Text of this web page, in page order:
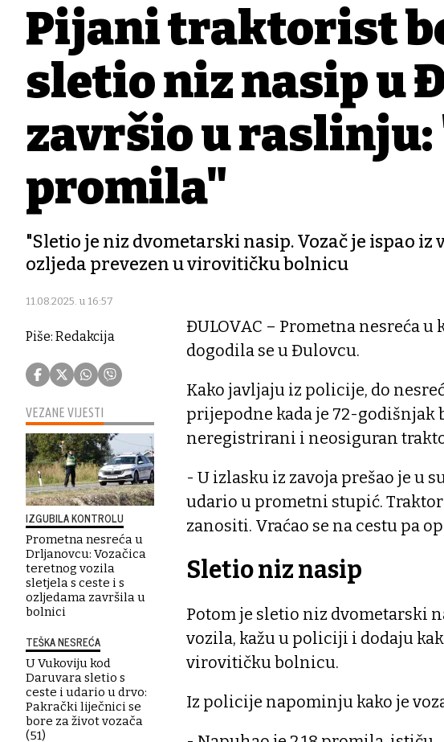
Pijani traktorist
sletio niz nasip u
završio u raslinju:
promila"
"Sletio je niz dvometarski nasip. Vozač je ispao
ozljeda prevezen u virovitičku bolnicu
11.08.2025. u 16:57
Piše: Redakcija
VEZANE VIJESTI
IZGUBILA KONTROLU
Prometna nesreća u
Drljanovcu: Vozačica
teretnog vozila
sletjela s ceste i s
ozljedama završila u
bolnici
TEŠKA NESREĆA
U Vukoviju kod
Daruvara sletio s
ceste i udario u drvo:
Pakrački liječnici se
bore za život vozača
(51)
ĐULOVAC – Prometna nesreća
dogodila se u Đulovcu.
Kako javljaju iz policije, do
prijepodne kada je 72-godišnjak
neregistrirani i neosiguran
- U izlasku iz zavoja prešao je u
udario u prometni stupić.
zanositi. Vraćao se na cestu pa
Sletio niz nasip
Potom je sletio niz dvometarski
vozila, kažu u policiji i dodaju
virovitičku bolnicu.
Iz policije napominju kako je